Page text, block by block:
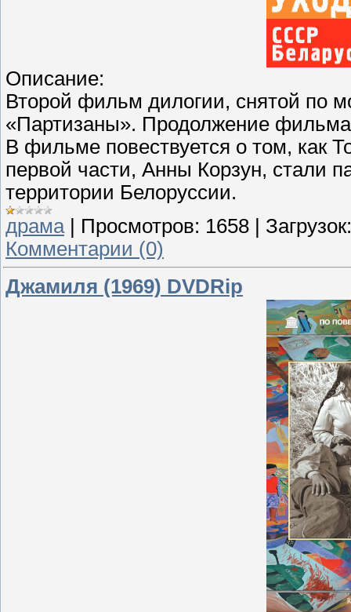
Описание:
Второй фильм дилогии, снятой по
«Партизаны». Продолжение
В фильме повествуется о том, как
первой части, Анны Корзун, стали
территории Белоруссии.
драма| Просмотров: 1658
Загрузок:
Комментарии (0)
Джамиля (1969) DVDRip